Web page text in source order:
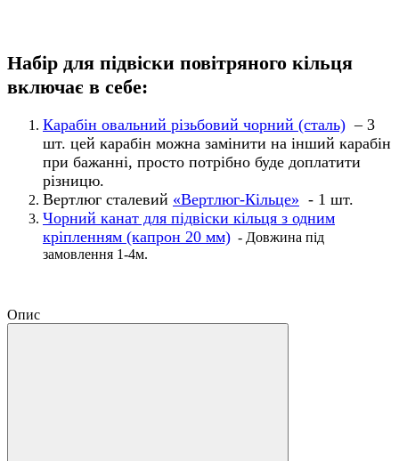
Набір для підвіски повітряного кільця
включає в себе:
Карабін овальний різьбовий чорний (сталь) – 3
шт. цей карабін можна замінити на інший карабін
при бажанні, просто потрібно буде доплатити
різницю.
Вертлюг сталевий «Вертлюг-Кільце» - 1 шт.
Чорний канат для підвіски кільця з одним
кріпленням (капрон 20 мм) - Довжина під
замовлення 1-4м.
Опис